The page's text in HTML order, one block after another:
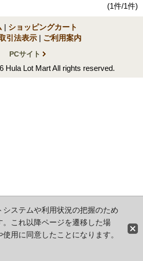
(1件/1件)
| ショッピングカート
引法表示 | ご利用案内
PCサイト
Hula Lot Mart All rights reserved.
システムや利用状況の把握のため
。これ以降ページを遷移した場
用に同意したことになります。